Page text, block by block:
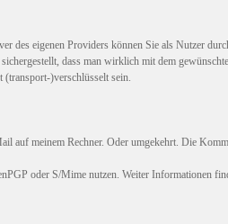
eigenen Providers können Sie als Nutzer
dass man wirklich mit dem
(transport-)verschlüsselt sein.
auf meinem Rechner. Oder umgekehrt. Die
oder S/Mime nutzen. Weiter Informationen